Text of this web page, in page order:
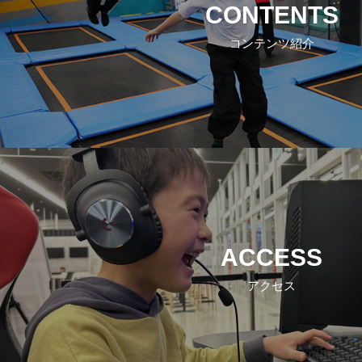
CONTENTS
コンテンツ紹介
ACCESS
アクセス